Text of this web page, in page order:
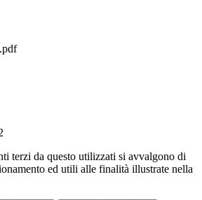
terzi da questo utilizzati si avvalgono di
ed utili alle finalità illustrate nella